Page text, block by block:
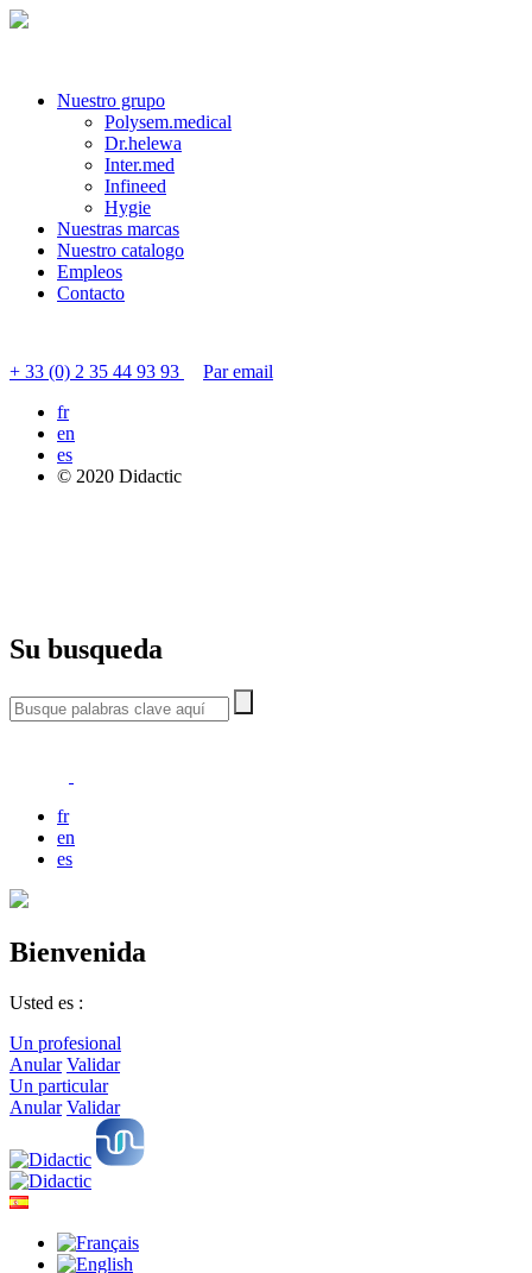
Nuestro grupo
Polysem.medical
Dr.helewa
Inter.med
Infineed
Hygie
Nuestras marcas
Nuestro catalogo
Empleos
Contacto
+ 33 (0) 2 35 44 93 93
Par email
fr
en
es
© 2020 Didactic
Su busqueda
fr
en
es
Bienvenida
Usted es :
Un profesional
Anular Validar
Un particular
Anular Validar